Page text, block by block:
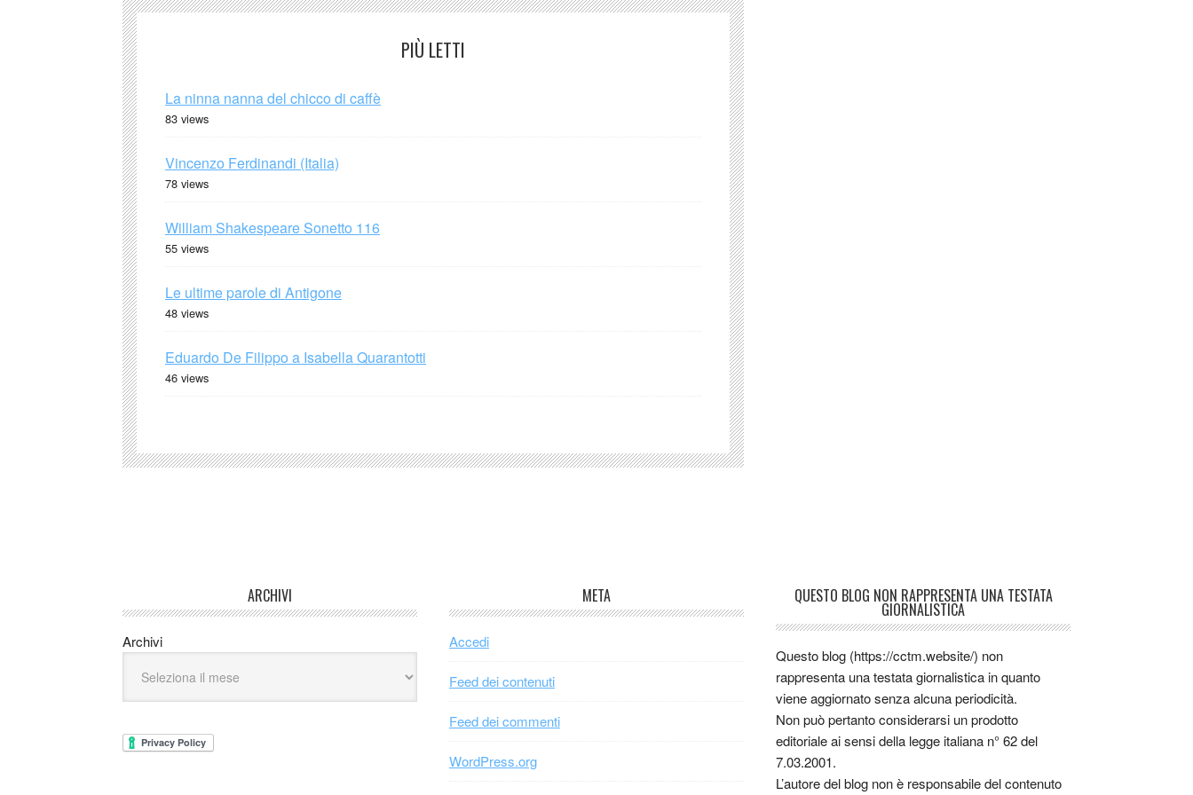
PIÙ LETTI
La ninna nanna del chicco di caffè
83 views
Vincenzo Ferdinandi (Italia)
78 views
William Shakespeare Sonetto 116
55 views
Le ultime parole di Antigone
48 views
Eduardo De Filippo a Isabella Quarantotti
46 views
ARCHIVI
Archivi
META
Accedi
Feed dei contenuti
Feed dei commenti
WordPress.org
QUESTO BLOG NON RAPPRESENTA UNA TESTATA
GIORNALISTICA
Questo blog (https://cctm.website/) non
rappresenta una testata giornalistica in quanto
viene aggiornato senza alcuna periodicità.
Non può pertanto considerarsi un prodotto
editoriale ai sensi della legge italiana n° 62 del
7.03.2001.
L’autore del blog non è responsabile del contenuto